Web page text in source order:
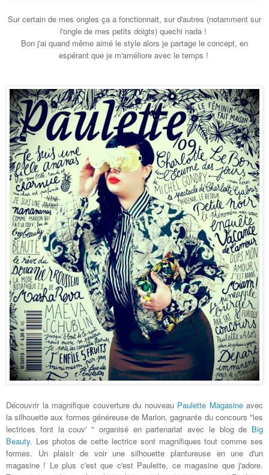
Sur certain de mes ongles ça a fonctionnait, sur d'autres (notamment sur
l'ongle de mes petits doigts) quechi nada !
Bon j'ai quand même aimé le style alors je partage le concept, en
espérant que je m'améliore avec le temps !
Découvrir la magnifique couverture du nouveau Paulette Magasine avec
la silhouette aux formes généreuse de Marion, gagnante du concours "les
lectrices font la couv' " organisé en partenariat avec le blog de Big
Beauty. Les photos de cette lectrice sont magnifiques tout comme ses
formes. Un plaisir de voir une silhouette plantureuse en une d'un
magasine ! Le plus c'est que c'est Paulette, ce magasine que j'adore.